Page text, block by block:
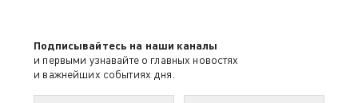
Подписывайтесь на наши каналы
и первыми узнавайте о главных новостях
и важнейших событиях дня.